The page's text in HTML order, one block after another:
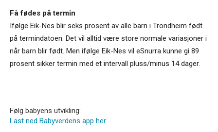
Få fødes på termin
Ifølge Eik-Nes blir seks prosent av alle barn i Trondheim født
på termindatoen. Det vil alltid være store normale variasjoner i
når barn blir født. Men ifølge Eik-Nes vil eSnurra kunne gi 89
prosent sikker termin med et intervall pluss/minus 14 dager.
Følg babyens utvikling:
Last ned Babyverdens app her